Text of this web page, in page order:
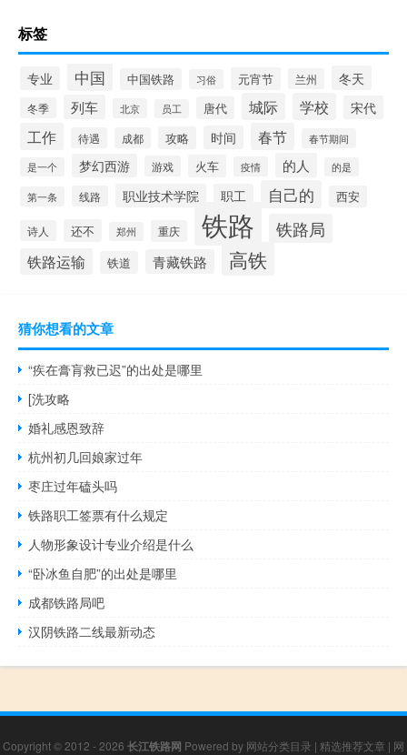
标签
专业 中国 中国铁路 习俗 元宵节 兰州 冬天
冬季 列车 北京 员工 唐代 城际 学校 宋代
工作 待遇 成都 攻略 时间 春节 春节期间
是一个 梦幻西游 游戏 火车 疫情 的人 的是
第一条 线路 职业技术学院 职工 自己的 西安
诗人 还不 郑州 重庆 铁路 铁路局
铁路运输 铁道 青藏铁路 高铁
猜你想看的文章
“疾在膏肓救已迟”的出处是哪里
[洗攻略
婚礼感恩致辞
杭州初几回娘家过年
枣庄过年磕头吗
铁路职工签票有什么规定
人物形象设计专业介绍是什么
“卧冰鱼自肥”的出处是哪里
成都铁路局吧
汉阴铁路二线最新动态
Copyright © 2012 - 2026 长江铁路网 Powered by 网站分类目录 | 精选推荐文章 | 网